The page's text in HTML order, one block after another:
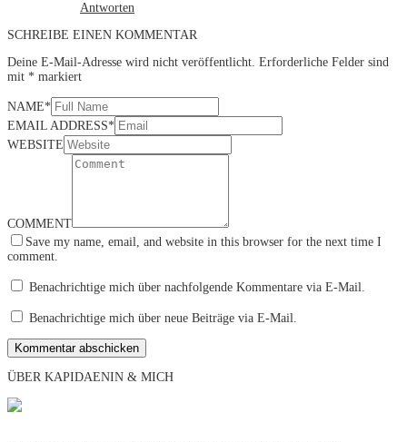
Antworten
SCHREIBE EINEN KOMMENTAR
Deine E-Mail-Adresse wird nicht veröffentlicht. Erforderliche Felder sind
mit * markiert
NAME*
EMAIL ADDRESS*
WEBSITE
COMMENT
Save my name, email, and website in this browser for the next time I
comment.
Benachrichtige mich über nachfolgende Kommentare via E-Mail.
Benachrichtige mich über neue Beiträge via E-Mail.
ÜBER KAPIDAENIN & MICH